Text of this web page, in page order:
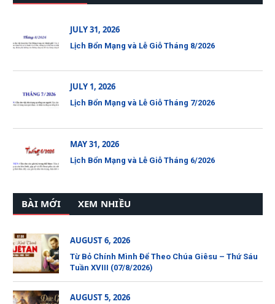
JULY 31, 2026
Lịch Bổn Mạng và Lễ Giỗ Tháng 8/2026
JULY 1, 2026
Lịch Bổn Mạng và Lễ Giỗ Tháng 7/2026
MAY 31, 2026
Lịch Bổn Mạng và Lễ Giỗ Tháng 6/2026
BÀI MỚI XEM NHIỀU
AUGUST 6, 2026
Từ Bỏ Chính Mình Để Theo Chúa Giêsu – Thứ Sáu
Tuần XVIII (07/8/2026)
AUGUST 5, 2026